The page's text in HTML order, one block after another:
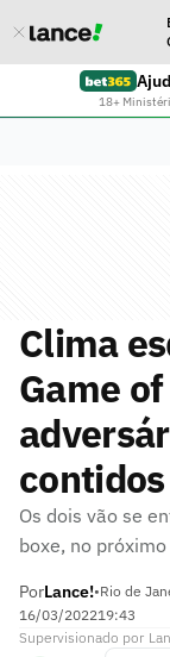
18+
Clima
Game
Os dois vão se
boxe, no
PorLance!•Rio de
16/03/202219:43
Supervisionado por